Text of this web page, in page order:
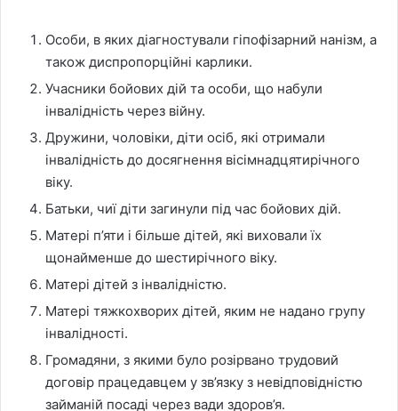
Особи, в яких діагностували гіпофізарний нанізм, а
також диспропорційні карлики.
Учасники бойових дій та особи, що набули
інвалідність через війну.
Дружини, чоловіки, діти осіб, які отримали
інвалідність до досягнення вісімнадцятирічного
віку.
Батьки, чиї діти загинули під час бойових дій.
Матері п’яти і більше дітей, які виховали їх
щонайменше до шестирічного віку.
Матері дітей з інвалідністю.
Матері тяжкохворих дітей, яким не надано групу
інвалідності.
Громадяни, з якими було розірвано трудовий
договір працедавцем у зв’язку з невідповідністю
займаній посаді через вади здоров’я.